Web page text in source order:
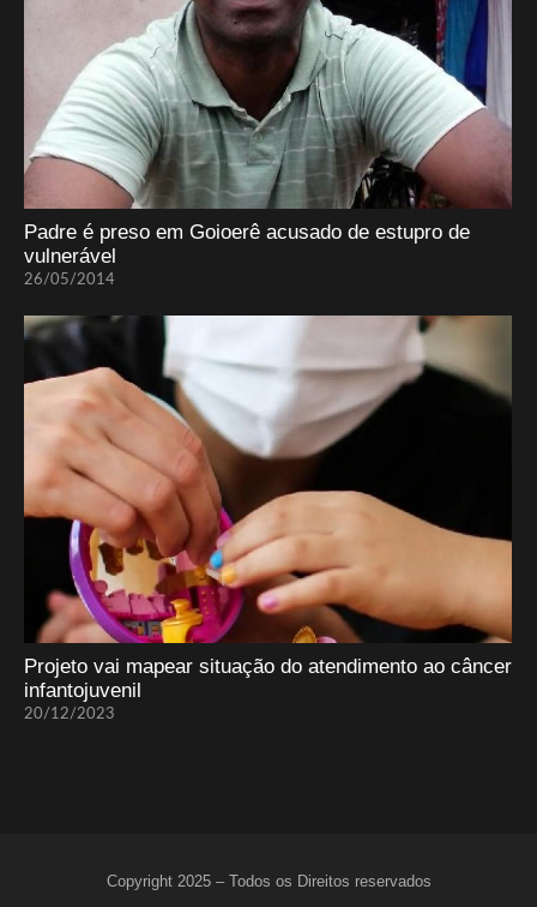
Padre é preso em Goioerê acusado de estupro de
vulnerável
26/05/2014
Projeto vai mapear situação do atendimento ao câncer
infantojuvenil
20/12/2023
Copyright 2025 – Todos os Direitos reservados